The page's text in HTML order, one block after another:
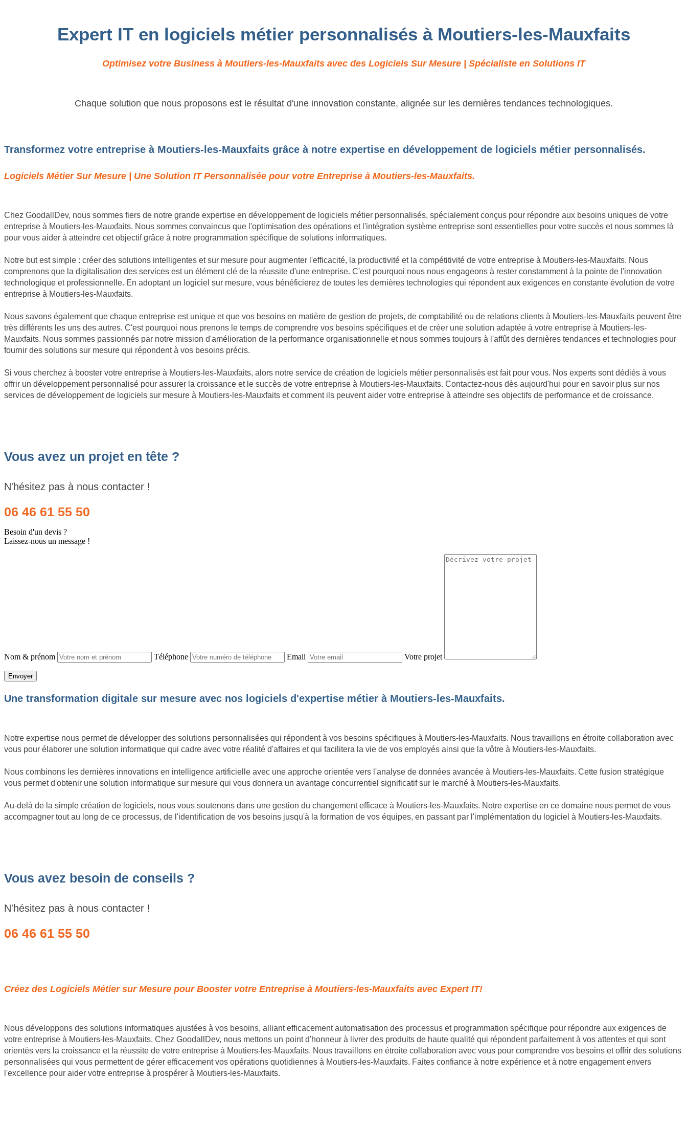
Expert IT en logiciels métier personnalisés à Moutiers-les-Mauxfaits
Optimisez votre Business à Moutiers-les-Mauxfaits avec des Logiciels Sur Mesure | Spécialiste en Solutions IT
Chaque solution que nous proposons est le résultat d'une innovation constante, alignée sur les dernières tendances technologiques.
Transformez votre entreprise à Moutiers-les-Mauxfaits grâce à notre expertise en développement de logiciels métier personnalisés.
Logiciels Métier Sur Mesure | Une Solution IT Personnalisée pour votre Entreprise à Moutiers-les-Mauxfaits.
Chez GoodallDev, nous sommes fiers de notre grande expertise en développement de logiciels métier personnalisés, spécialement conçus pour répondre aux besoins uniques de votre
entreprise à Moutiers-les-Mauxfaits. Nous sommes convaincus que l'optimisation des opérations et l'intégration système entreprise sont essentielles pour votre succès et nous sommes là
pour vous aider à atteindre cet objectif grâce à notre programmation spécifique de solutions informatiques.
Notre but est simple : créer des solutions intelligentes et sur mesure pour augmenter l'efficacité, la productivité et la compétitivité de votre entreprise à Moutiers-les-Mauxfaits. Nous
comprenons que la digitalisation des services est un élément clé de la réussite d'une entreprise. C'est pourquoi nous nous engageons à rester constamment à la pointe de l'innovation
technologique et professionnelle. En adoptant un logiciel sur mesure, vous bénéficierez de toutes les dernières technologies qui répondent aux exigences en constante évolution de votre
entreprise à Moutiers-les-Mauxfaits.
Nous savons également que chaque entreprise est unique et que vos besoins en matière de gestion de projets, de comptabilité ou de relations clients à Moutiers-les-Mauxfaits peuvent être
très différents les uns des autres. C'est pourquoi nous prenons le temps de comprendre vos besoins spécifiques et de créer une solution adaptée à votre entreprise à Moutiers-les-
Mauxfaits. Nous sommes passionnés par notre mission d'amélioration de la performance organisationnelle et nous sommes toujours à l'affût des dernières tendances et technologies pour
fournir des solutions sur mesure qui répondent à vos besoins précis.
Si vous cherchez à booster votre entreprise à Moutiers-les-Mauxfaits, alors notre service de création de logiciels métier personnalisés est fait pour vous. Nos experts sont dédiés à vous
offrir un développement personnalisé pour assurer la croissance et le succès de votre entreprise à Moutiers-les-Mauxfaits. Contactez-nous dès aujourd'hui pour en savoir plus sur nos
services de développement de logiciels sur mesure à Moutiers-les-Mauxfaits et comment ils peuvent aider votre entreprise à atteindre ses objectifs de performance et de croissance.
Vous avez un projet en tête ?
N'hésitez pas à nous contacter !
06 46 61 55 50
Besoin d'un devis ?
Laissez-nous un message !
Nom & prénom Téléphone Email Votre projet
Une transformation digitale sur mesure avec nos logiciels d'expertise métier à Moutiers-les-Mauxfaits.
Notre expertise nous permet de développer des solutions personnalisées qui répondent à vos besoins spécifiques à Moutiers-les-Mauxfaits. Nous travaillons en étroite collaboration avec
vous pour élaborer une solution informatique qui cadre avec votre réalité d'affaires et qui facilitera la vie de vos employés ainsi que la vôtre à Moutiers-les-Mauxfaits.
Nous combinons les dernières innovations en intelligence artificielle avec une approche orientée vers l'analyse de données avancée à Moutiers-les-Mauxfaits. Cette fusion stratégique
vous permet d'obtenir une solution informatique sur mesure qui vous donnera un avantage concurrentiel significatif sur le marché à Moutiers-les-Mauxfaits.
Au-delà de la simple création de logiciels, nous vous soutenons dans une gestion du changement efficace à Moutiers-les-Mauxfaits. Notre expertise en ce domaine nous permet de vous
accompagner tout au long de ce processus, de l'identification de vos besoins jusqu'à la formation de vos équipes, en passant par l'implémentation du logiciel à Moutiers-les-Mauxfaits.
Vous avez besoin de conseils ?
N'hésitez pas à nous contacter !
06 46 61 55 50
Créez des Logiciels Métier sur Mesure pour Booster votre Entreprise à Moutiers-les-Mauxfaits avec Expert IT!
Nous développons des solutions informatiques ajustées à vos besoins, alliant efficacement automatisation des processus et programmation spécifique pour répondre aux exigences de
votre entreprise à Moutiers-les-Mauxfaits. Chez GoodallDev, nous mettons un point d'honneur à livrer des produits de haute qualité qui répondent parfaitement à vos attentes et qui sont
orientés vers la croissance et la réussite de votre entreprise à Moutiers-les-Mauxfaits. Nous travaillons en étroite collaboration avec vous pour comprendre vos besoins et offrir des solutions
personnalisées qui vous permettent de gérer efficacement vos opérations quotidiennes à Moutiers-les-Mauxfaits. Faites confiance à notre expérience et à notre engagement envers
l'excellence pour aider votre entreprise à prospérer à Moutiers-les-Mauxfaits.